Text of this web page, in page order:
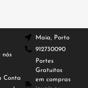
nós
Conta
Maia, Porto
912730090
Portes
Gratuitos
em compras